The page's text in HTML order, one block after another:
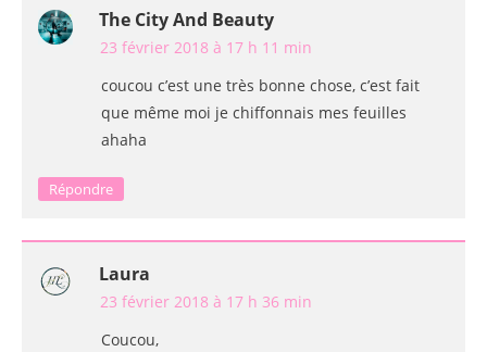
The City And Beauty
23 février 2018 à 17 h 11 min
coucou c’est une très bonne chose, c’est fait
que même moi je chiffonnais mes feuilles
ahaha
Répondre
Laura
23 février 2018 à 17 h 36 min
Coucou,